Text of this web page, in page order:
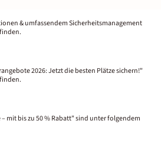
& umfassendem Sicherheitsmanagement
2026: Jetzt die besten Plätze sichern!"
mit bis zu 50 % Rabatt" sind unter folgendem